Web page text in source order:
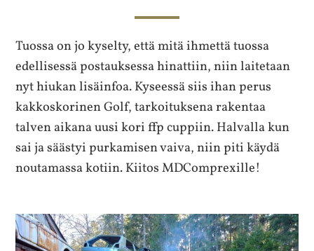
Tuossa on jo kyselty, että mitä ihmettä tuossa
edellisessä postauksessa hinattiin, niin laitetaan
nyt hiukan lisäinfoa. Kyseessä siis ihan perus
kakkoskorinen Golf, tarkoituksena rakentaa
talven aikana uusi kori ffp cuppiin. Halvalla kun
sai ja säästyi purkamisen vaiva, niin piti käydä
noutamassa kotiin. Kiitos MDComprexille!